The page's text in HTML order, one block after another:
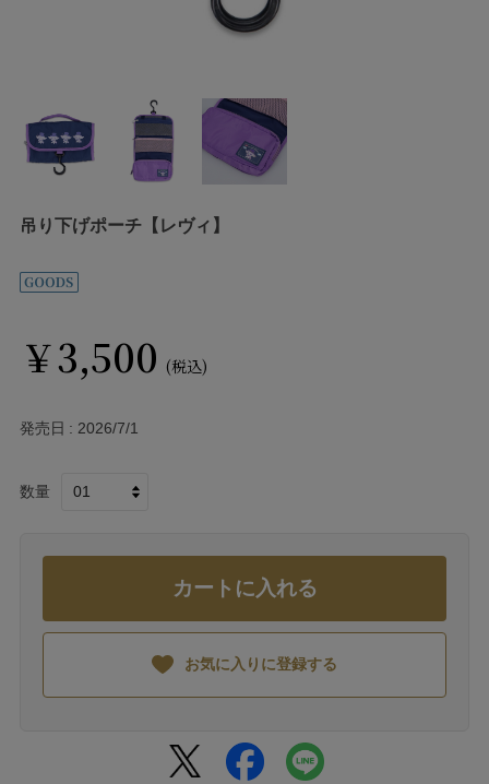
吊り下げポーチ【レヴィ】
￥3,500 (税込)
発売日 2026/7/1
数量
カートに入れる
お気に入りに登録する